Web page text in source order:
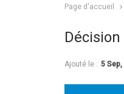
Page d'accueil
Ajouté le : 5 Sep,